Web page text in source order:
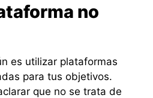
no
es utilizar plataformas
para tus objetivos.
que no se trata de